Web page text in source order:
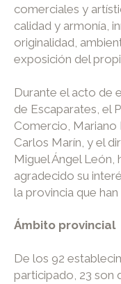
comerciales y
calidad y armonía,
originalidad,
exposición del
Durante el acto de
de Escaparates, el
Comercio, Mariano
Carlos Marín, y el
Miguel Ángel
agradecido su
la provincia que
Ámbito provincial
De los 92
participado, 23 son